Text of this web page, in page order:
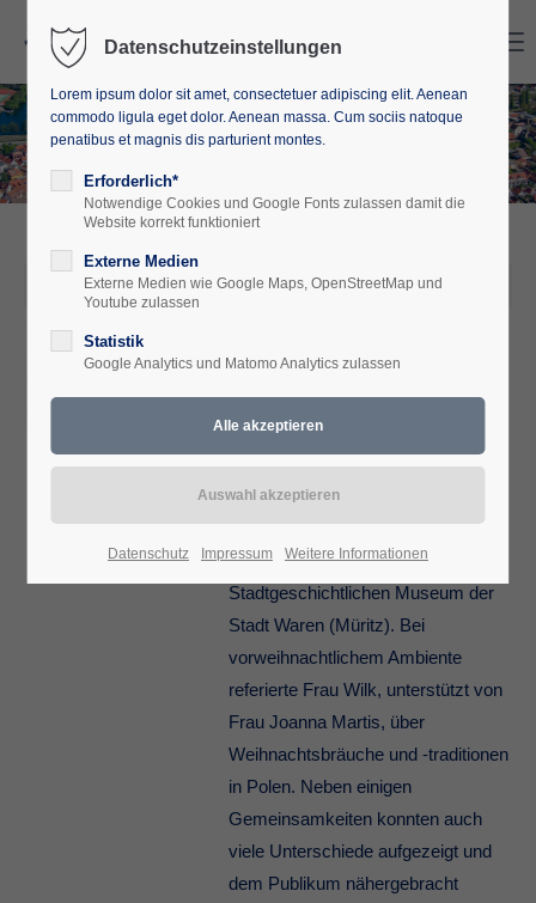
04. Dez 2024
vonEuropäische Akademie
Am Mittwoch, den 04.12.2024, war
unsere Co-Akademieleiterin, Ewa
Wilk, zu Gast im
Stadtgeschichtlichen Museum der
Stadt Waren (Müritz). Bei
vorweihnachtlichem Ambiente
referierte Frau Wilk, unterstützt von
Frau Joanna Martis, über
Weihnachtsbräuche und -traditionen
in Polen. Neben einigen
Gemeinsamkeiten konnten auch
viele Unterschiede aufgezeigt und
dem Publikum nähergebracht
Datenschutzeinstellungen
Lorem ipsum dolor sit amet, consectetuer adipiscing elit. Aenean
commodo ligula eget dolor. Aenean massa. Cum sociis natoque
penatibus et magnis dis parturient montes.
Erforderlich*
Notwendige Cookies und Google Fonts zulassen damit die
Website korrekt funktioniert
Externe Medien
Externe Medien wie Google Maps, OpenStreetMap und
Youtube zulassen
Statistik
Google Analytics und Matomo Analytics zulassen
Datenschutz Impressum Weitere Informationen